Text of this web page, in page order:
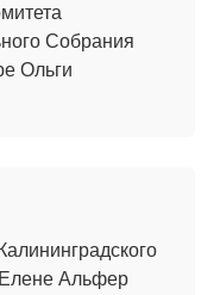
Собрания
Ольги
Елене Альфер